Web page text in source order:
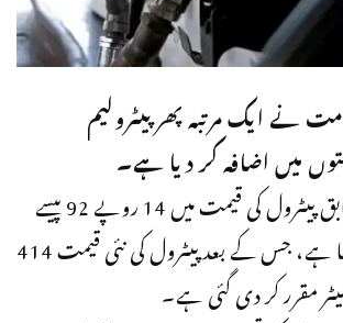
نے ایک مرتبہ پھر پیٹرولیم
میں اضافہ کر دیا ہے۔
تفصیلات کے مطابق پیٹرول کی قیمت میں 14 روپے 92 پیسے
فی لیٹر اضافہ کیا گیا ہے، جس کے بعد پیٹرول کی نئی قیمت 414